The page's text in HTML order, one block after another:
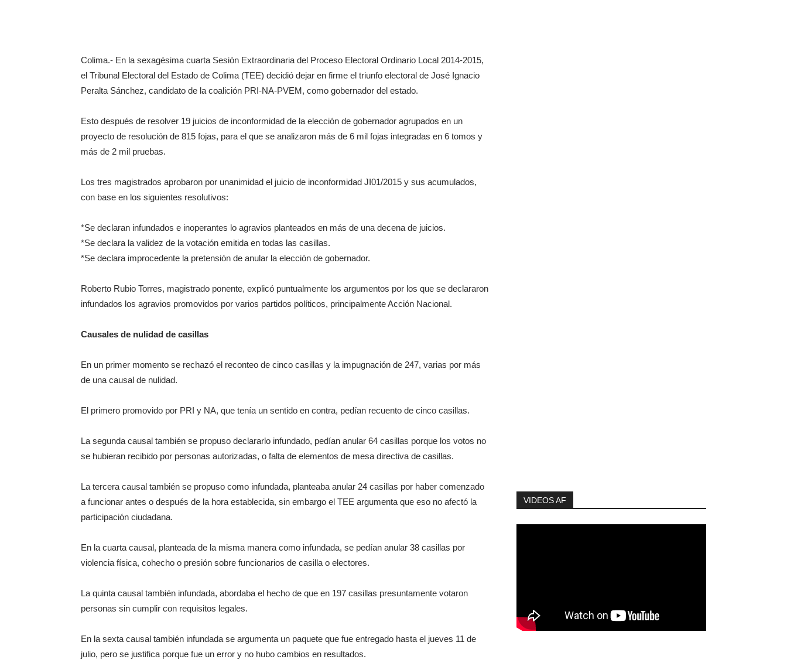
Colima.- En la sexagésima cuarta Sesión Extraordinaria del Proceso Electoral Ordinario Local 2014-2015,
el Tribunal Electoral del Estado de Colima (TEE) decidió dejar en firme el triunfo electoral de José Ignacio
Peralta Sánchez, candidato de la coalición PRI-NA-PVEM, como gobernador del estado.
Esto después de resolver 19 juicios de inconformidad de la elección de gobernador agrupados en un
proyecto de resolución de 815 fojas, para el que se analizaron más de 6 mil fojas integradas en 6 tomos y
más de 2 mil pruebas.
Los tres magistrados aprobaron por unanimidad el juicio de inconformidad JI­01/2015 y sus acumulados,
con base en los siguientes resolutivos:
*Se declaran infundados e inoperantes lo agravios planteados en más de una decena de juicios.
*Se declara la validez de la votación emitida en todas las casillas.
*Se declara improcedente la pretensión de anular la elección de gobernador.
Roberto Rubio Torres, magistrado ponente, explicó puntualmente los argumentos por los que se declararon
infundados los agravios promovidos por varios partidos políticos, principalmente Acción Nacional.
Causales de nulidad de casillas
En un primer momento se rechazó el reconteo de cinco casillas y la impugnación de 247, varias por más
de una causal de nulidad.
El primero promovido por PRI y NA, que tenía un sentido en contra, pedían recuento de cinco casillas.
La segunda causal también se propuso declararlo infundado, pedían anular 64 casillas porque los votos no
se hubieran recibido por personas autorizadas, o falta de elementos de mesa directiva de casillas.
La tercera causal también se propuso como infundada, planteaba anular 24 casillas por haber comenzado
a funcionar antes o después de la hora establecida, sin embargo el TEE argumenta que eso no afectó la
participación ciudadana.
En la cuarta causal, planteada de la misma manera como infundada, se pedían anular 38 casillas por
violencia física, cohecho o presión sobre funcionarios de casilla o electores.
La quinta causal también infundada, abordaba el hecho de que en 197 casillas presuntamente votaron
personas sin cumplir con requisitos legales.
En la sexta causal ­también infundada­ se argumenta un paquete que fue entregado hasta el jueves 11 de
julio, pero se justifica porque fue un error y no hubo cambios en resultados.
VIDEOS AF